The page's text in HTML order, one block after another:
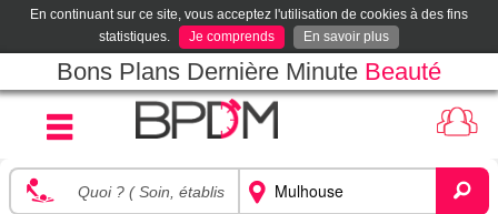
En continuant sur ce site, vous acceptez l'utilisation de cookies à des fins
statistiques.
Je comprends En savoir plus
Bons Plans Dernière Minute Beauté